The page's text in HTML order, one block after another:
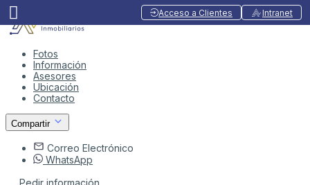
Acceso a Clientes Intranet
Fotos
Información
Asesores
Ubicación
Contacto
Compartir
Correo Electrónico
WhatsApp
Pedir información